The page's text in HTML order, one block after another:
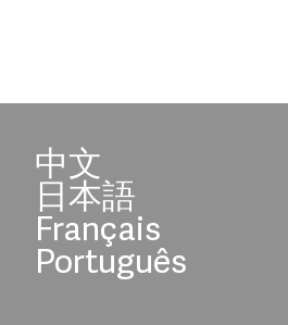
中文
日本語
Français
Português